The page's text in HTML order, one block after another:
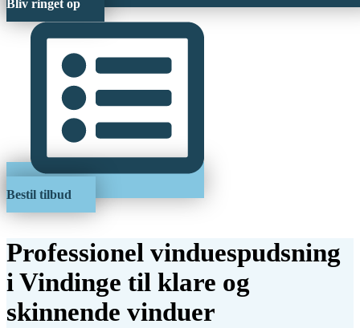
Bliv ringet op
Bestil tilbud
Professionel vinduespudsning
i Vindinge til klare og
skinnende vinduer